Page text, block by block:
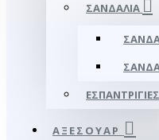
ΣΑΝΔΆΛΙΑ
ΕΣΠΑΝΤΡΊΓΙΕΣ
ΑΞΕΣΟΥΑΡ